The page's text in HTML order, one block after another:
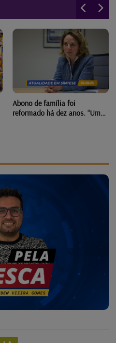
Abono de família foi
reformado há dez anos. “Uma